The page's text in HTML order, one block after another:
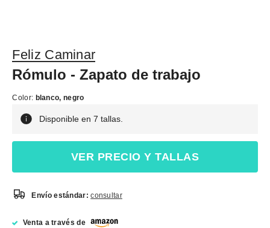
Feliz Caminar
Rómulo - Zapato de trabajo
Color: blanco, negro
Disponible en 7 tallas.
VER PRECIO Y TALLAS
Envío estándar:consultar
Venta a través de